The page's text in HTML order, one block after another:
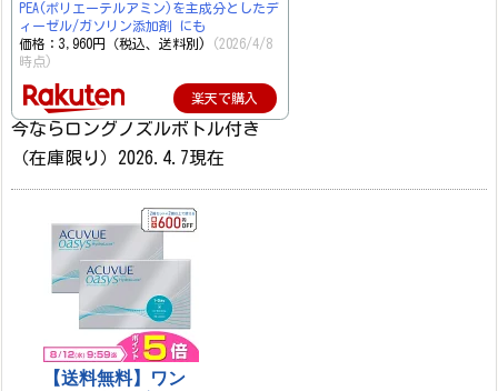
PEA(ポリエーテルアミン)を主成分としたデ
ィーゼル/ガソリン添加剤 にも
価格：3,960円（税込、送料別)
(2026/4/8
時点)
楽天で購入
今ならロングノズルボトル付き
（在庫限り）2026.4.7現在